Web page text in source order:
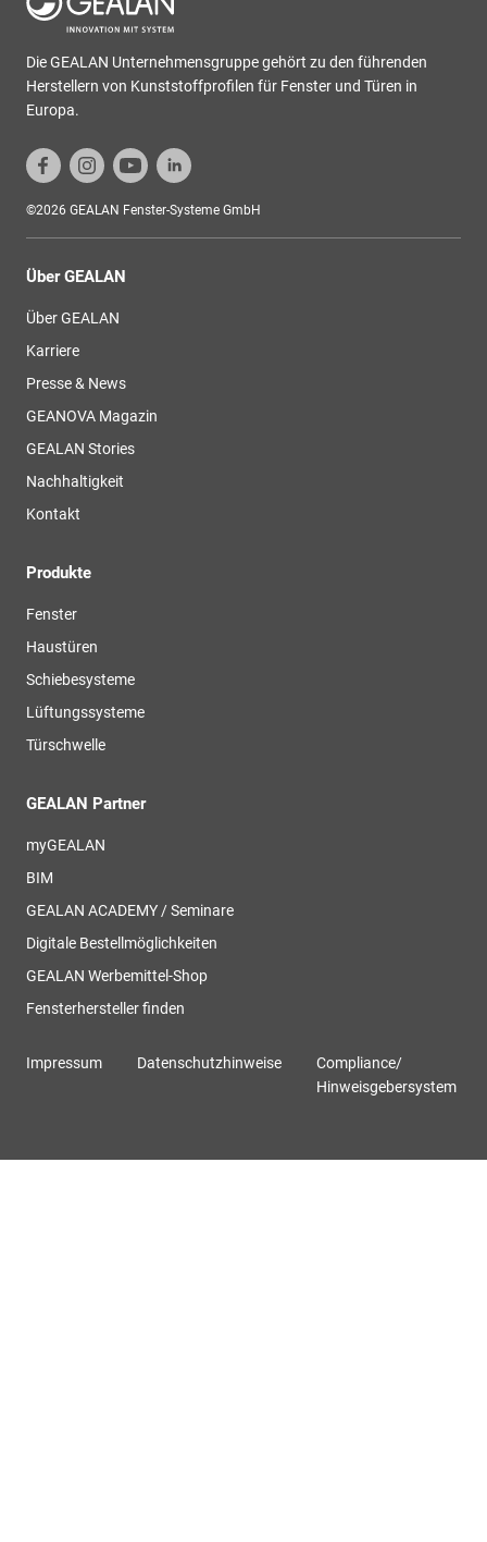
Die GEALAN Unternehmensgruppe gehört zu den führenden
Herstellern von Kunststoffprofilen für Fenster und Türen in
Europa.
©2026 GEALAN Fenster-Systeme GmbH
Über GEALAN
Über GEALAN
Karriere
Presse & News
GEANOVA Magazin
GEALAN Stories
Nachhaltigkeit
Kontakt
Produkte
Fenster
Haustüren
Schiebesysteme
Lüftungssysteme
Türschwelle
GEALAN Partner
myGEALAN
BIM
GEALAN ACADEMY / Seminare
Digitale Bestellmöglichkeiten
GEALAN Werbemittel-Shop
Fensterhersteller finden
Impressum Datenschutzhinweise
Compliance/
Hinweisgebersystem